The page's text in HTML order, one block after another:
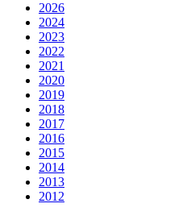
2026
2024
2023
2022
2021
2020
2019
2018
2017
2016
2015
2014
2013
2012